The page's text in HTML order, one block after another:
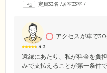
いただけます。ケアコールシ
定員33名 /居室33室 /
4.2
アクセスが車で
遠縁にあたり、私が料金を負
みで支払えることが第一条件